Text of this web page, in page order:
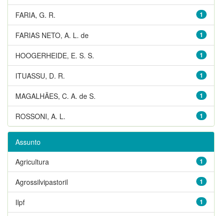
1
FARIA, G. R.
1
FARIAS NETO, A. L. de
1
HOOGERHEIDE, E. S. S.
1
ITUASSU, D. R.
1
MAGALHÃES, C. A. de S.
1
ROSSONI, A. L.
Assunto
1
Agricultura
1
Agrossilvipastoril
1
Ilpf